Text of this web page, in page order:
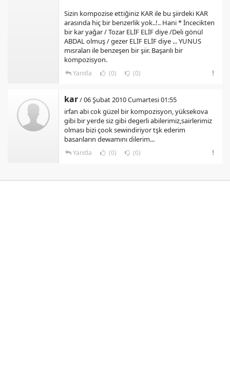
Sizin kompozise ettiğiniz KAR ile bu şiirdeki KAR
arasında hiç bir benzerlik yok..!.. Hani * İncecikten
bir kar yağar / Tozar ELİF ELİF diye /Deli gönül
ABDAL olmuş / gezer ELİF ELİF diye ... YUNUS
mısraları ile benzeşen bir şiir. Başarılı bir
kompozisyon.
Yanıtla (0) (0)
kar/ 06 Şubat 2010 Cumartesi 01:55
irfan abi cok güzel bir kompozisyon, yüksekova
gibi bir yerde siz gibi degerli abilerimiz,sairlerimiz
olması bizi çook sewindiriyor tşk ederim
basarıların dewamını dilerim...
Yanıtla (0) (0)